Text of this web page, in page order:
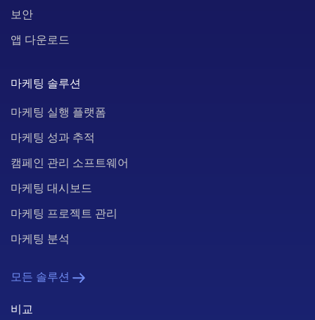
보안
앱 다운로드
마케팅 솔루션
마케팅 실행 플랫폼
마케팅 성과 추적
캠페인 관리 소프트웨어
마케팅 대시보드
마케팅 프로젝트 관리
마케팅 분석
모든 솔루션
비교